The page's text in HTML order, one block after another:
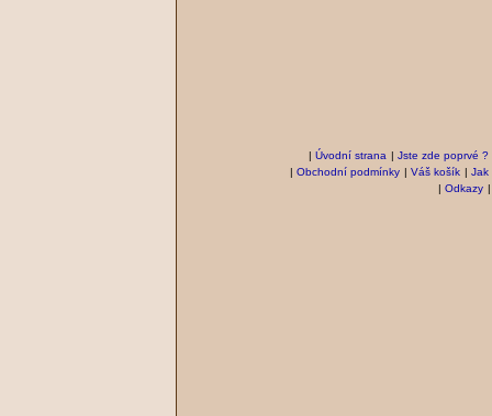
| Úvodní strana | Jste zde poprvé ?
| Obchodní podmínky | Váš košík | Jak
| Odkazy